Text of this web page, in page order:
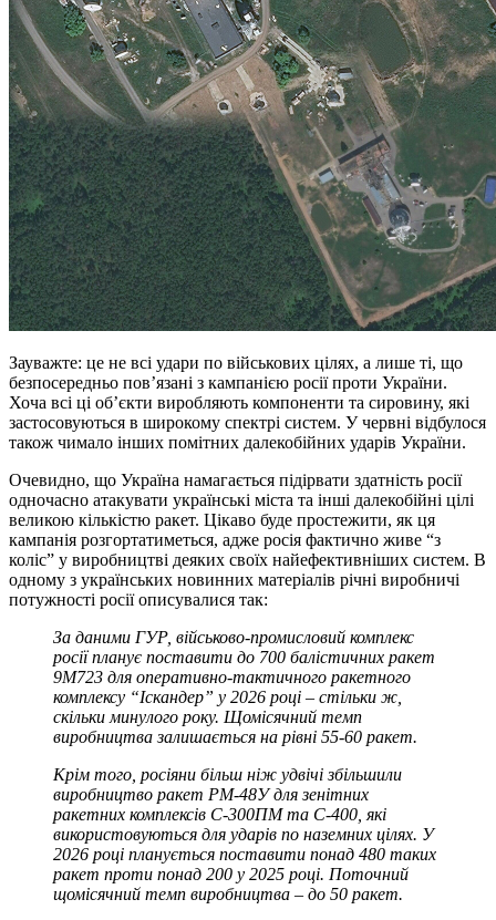
Зауважте: це не всі удари по військових цілях, а лише ті, що
безпосередньо пов’язані з кампанією росії проти України.
Хоча всі ці об’єкти виробляють компоненти та сировину, які
застосовуються в широкому спектрі систем. У червні відбулося
також чимало інших помітних далекобійних ударів України.
Очевидно, що Україна намагається підірвати здатність росії
одночасно атакувати українські міста та інші далекобійні цілі
великою кількістю ракет. Цікаво буде простежити, як ця
кампанія розгортатиметься, адже росія фактично живе “з
коліс” у виробництві деяких своїх найефективніших систем. В
одному з українських новинних матеріалів річні виробничі
потужності росії описувалися так:
За даними ГУР, військово-промисловий комплекс
росії планує поставити до 700 балістичних ракет
9М723 для оперативно-тактичного ракетного
комплексу “Іскандер” у 2026 році – стільки ж,
скільки минулого року. Щомісячний темп
виробництва залишається на рівні 55-60 ракет.
Крім того, росіяни більш ніж удвічі збільшили
виробництво ракет РМ-48У для зенітних
ракетних комплексів С-300ПМ та С-400, які
використовуються для ударів по наземних цілях. У
2026 році планується поставити понад 480 таких
ракет проти понад 200 у 2025 році. Поточний
щомісячний темп виробництва – до 50 ракет.